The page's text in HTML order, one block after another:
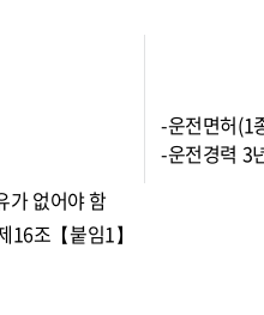
-운전면허(1
-운전경력 3
가 없어야 함
16조【붙임1】